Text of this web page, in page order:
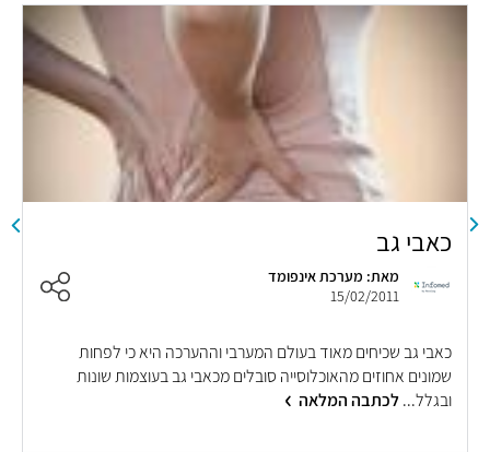
כאבי גב
מאת: מערכת אינפומד
15/02/2011
כאבי גב שכיחים מאוד בעולם המערבי וההערכה היא כי לפחות
שמונים אחוזים מהאוכלוסייה סובלים מכאבי גב בעוצמות שונות
ובגלל...לכתבה המלאה